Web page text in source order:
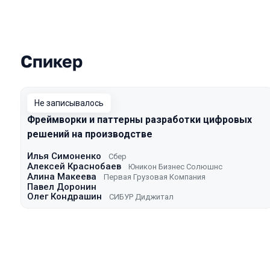
Выступления в сезоне 2021
Спикер
Не записывалось
Фреймворки и паттерны разработки цифровых
решений на производстве
Илья Симоненко Сбер
Алексей Краснобаев Юникон Бизнес Солюшнс
Алина Макеева Первая Грузовая Компания
Павел Доронин
Олег Кондрашин
СИБУР Диджитал